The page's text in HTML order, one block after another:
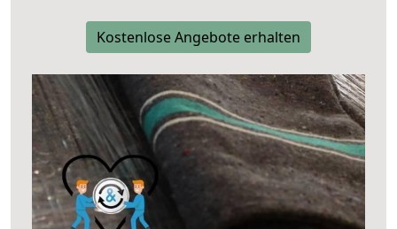
Kostenlose Angebote erhalten